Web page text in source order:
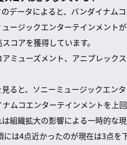
データによると、バンダイナム
ージックエンターテインメント
コアを獲得しています。
ミューズメント、アニプレック
ると、ソニーミュージックエン
ムコエンターテインメントを上
組織拡大の影響による一時的な現
には4点近かったのが現在は3点